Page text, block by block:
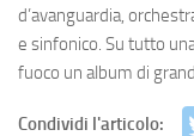
d’avanguardia,
e sinfonico. Su tutto
fuoco un album di
Condividi l'articolo: